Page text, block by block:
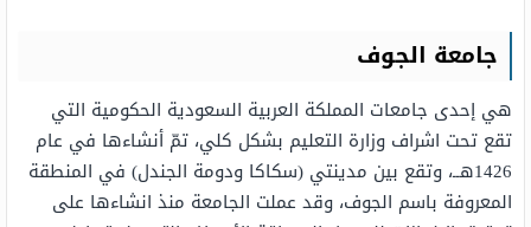
جامعة الجوف
هي إحدى جامعات المملكة العربية السعودية الحكومية التي
تقع تحت اشراف وزارة التعليم بشكل كلي، تمّ أنشاءها في عام
1426هــ، وتقع بين مدينتي (سكاكا ودومة الجندل) في المنطقة
المعروفة باسم الجوف، وقد عملت الجامعة منذ انشاءها على